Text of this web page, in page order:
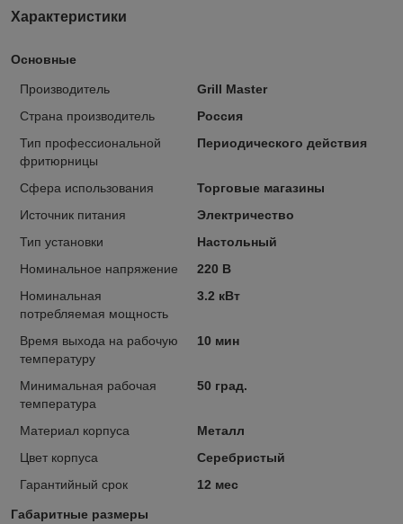
Характеристики
Основные
Производитель
Grill Master
Страна производитель
Россия
Тип профессиональной
фритюрницы
Периодического действия
Сфера использования
Торговые магазины
Источник питания
Электричество
Тип установки
Настольный
Номинальное напряжение
220 В
Номинальная
потребляемая мощность
3.2 кВт
Время выхода на рабочую
температуру
10 мин
Минимальная рабочая
температура
50 град.
Материал корпуса
Металл
Цвет корпуса
Серебристый
Гарантийный срок
12 мес
Габаритные размеры